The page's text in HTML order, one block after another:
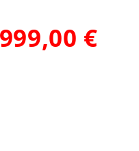
999,00 €